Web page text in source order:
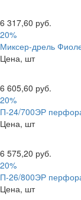
6 317,60 руб.
20%
Миксер-дрель
Цена, шт
6 605,60 руб.
20%
П-24/700ЭР
Цена, шт
6 575,20 руб.
20%
П-26/800ЭР
Цена, шт